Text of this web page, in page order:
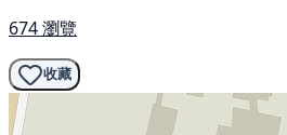
674 瀏覽
收藏